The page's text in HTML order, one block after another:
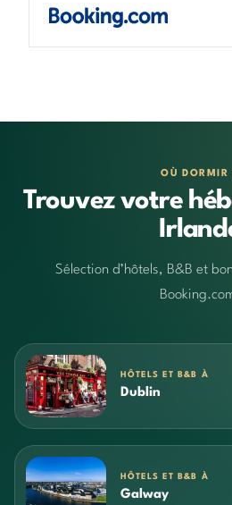
OÙ DORMIR
Trouvez votre
Sélection d’hôtels, B&B et
HÔTELS ET B&B À
Dublin
HÔTELS ET B&B À
Galway